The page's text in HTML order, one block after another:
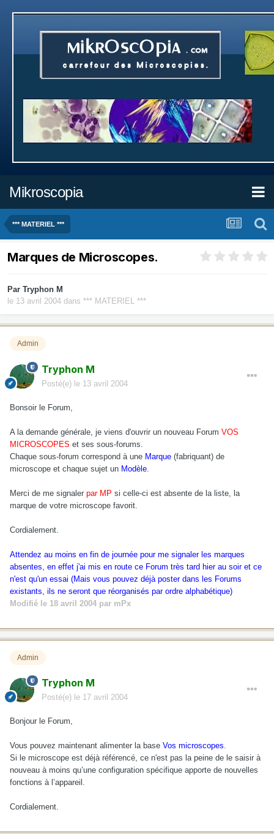
Mikroscopia
*** MATERIEL ***
Marques de Microscopes.
Par Tryphon M
le 13 avril 2004 dans *** MATERIEL ***
Admin
Tryphon M
Posté(e) le 13 avril 2004
Bonsoir le Forum,
A la demande générale, je viens d'ouvrir un nouveau Forum VOS
MICROSCOPES et ses sous-forums.
Chaque sous-forum correspond à une Marque (fabriquant) de
microscope et chaque sujet un Modèle
Merci de me signaler par MP si celle-ci est absente de la liste, la
marque de votre microscope favorit.
Cordialement.
Attendez au moins en fin de journée pour me signaler les marques
absentes, en effet j'ai mis en route ce Forum très tard hier au soir et ce
n'est qu'un essai (Mais vous pouvez déjà poster dans les Forums
existants, ils ne seront que réorganisés par ordre alphabétique)
Modifié le 18 avril 2004 par mPx
Admin
Tryphon M
Posté(e) le 17 avril 2004
Bonjour le Forum,
Vous pouvez maintenant alimenter la base Vos microscopes
Si le microscope est déjà référencé, ce n'est pas la peine de le saisir à
nouveau à moins qu’une configuration spécifique apporte de nouvelles
fonctions à l’appareil.
Cordialement.